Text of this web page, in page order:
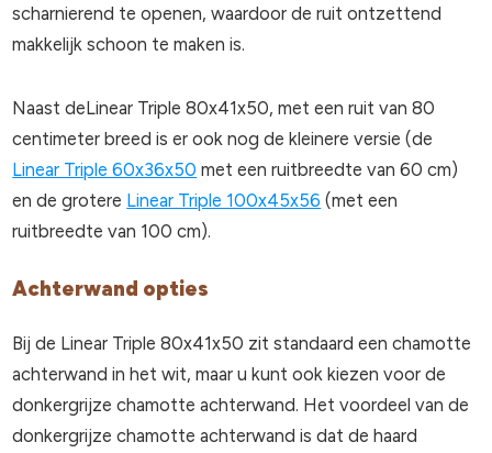
scharnierend te openen, waardoor de ruit ontzettend
makkelijk schoon te maken is.
Naast deLinear Triple 80x41x50, met een ruit van 80
centimeter breed is er ook nog de kleinere versie (de
Linear Triple 60x36x50 met een ruitbreedte van 60 cm)
en de grotere Linear Triple 100x45x56 (met een
ruitbreedte van 100 cm).
Achterwand opties
Bij de Linear Triple 80x41x50 zit standaard een chamotte
achterwand in het wit, maar u kunt ook kiezen voor de
donkergrijze chamotte achterwand. Het voordeel van de
donkergrijze chamotte achterwand is dat de haard